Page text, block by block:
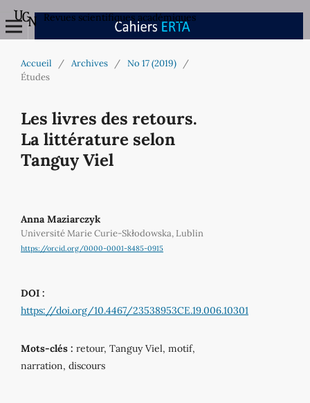
Revues scientifiques académiques
Accueil / Archives / No 17 (2019)
/
Études
Les livres des retours.
La littérature selon
Tanguy Viel
Anna Maziarczyk
Université Marie Curie‐Skłodowska, Lublin
https://orcid.org/0000-0001-8485-0915
DOI :
https://doi.org/10.4467/23538953CE.19.006.10301
Mots-clés : retour, Tanguy Viel, motif,
narration, discours